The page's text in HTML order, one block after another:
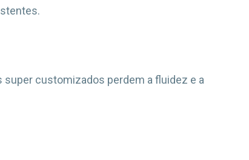
super customizados perdem a fluidez e a